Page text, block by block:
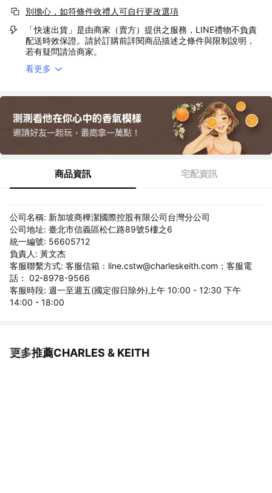
別擔心，如符條件收禮人可自行更改選項
「快速出貨」是由商家（賣方）提供之服務，LINE禮物不負責
配送時效保證。請於訂購前詳閱商品描述之條件與限制說明，
若有疑問請洽商家。
看更多
商品資訊 宅配資訊
公司名稱: 新加坡商樺潔國際控股有限公司台灣分公司
公司地址: 臺北市信義區松仁路89號5樓之6
統一編號: 56605712
負責人: 黃文杰
客服聯繫方式: 客服信箱：line.cstw@charleskeith.com；客服電
話： 02-8978-9566
客服時段: 週一至週五(國定假日除外)上午 10:00 - 12:30 下午
14:00 - 18:00
更多推薦CHARLES & KEITH
看更多